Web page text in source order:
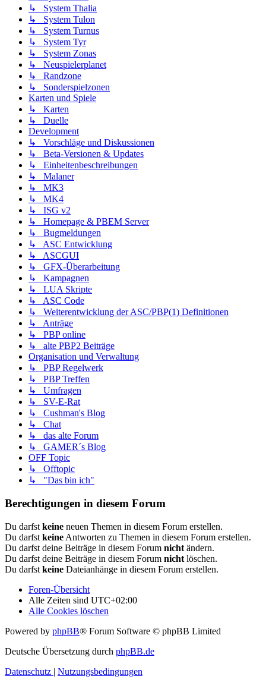
↳ System Thalia
↳ System Tulon
↳ System Turnus
↳ System Tyr
↳ System Zonas
↳ Neuspielerplanet
↳ Randzone
↳ Sonderspielzonen
Karten und Spiele
↳ Karten
↳ Duelle
Development
↳ Vorschläge und Diskussionen
↳ Beta-Versionen & Updates
↳ Einheitenbeschreibungen
↳ Malaner
↳ MK3
↳ MK4
↳ ISG v2
↳ Homepage & PBEM Server
↳ Bugmeldungen
↳ ASC Entwicklung
↳ ASCGUI
↳ GFX-Überarbeitung
↳ Kampagnen
↳ LUA Skripte
↳ ASC Code
↳ Weiterentwicklung der ASC/PBP(1) Definitionen
↳ Anträge
↳ PBP online
↳ alte PBP2 Beiträge
Organisation und Verwaltung
↳ PBP Regelwerk
↳ PBP Treffen
↳ Umfragen
↳ SV-E-Rat
↳ Cushman's Blog
↳ Chat
↳ das alte Forum
↳ GAMER´s Blog
OFF Topic
↳ Offtopic
↳ "Das bin ich"
Berechtigungen in diesem Forum
Du darfst keine neuen Themen in diesem Forum erstellen.
Du darfst keine Antworten zu Themen in diesem Forum erstellen.
Du darfst deine Beiträge in diesem Forum nicht ändern.
Du darfst deine Beiträge in diesem Forum nicht löschen.
Du darfst keine Dateianhänge in diesem Forum erstellen.
Foren-Übersicht
Alle Zeiten sind UTC+02:00
Alle Cookies löschen
Powered by phpBB® Forum Software © phpBB Limited
Deutsche Übersetzung durch phpBB.de
Datenschutz | Nutzungsbedingungen